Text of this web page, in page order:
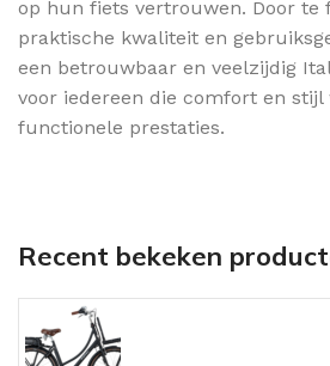
op hun fiets vertrouwen. Door te
praktische kwaliteit en
een betrouwbaar en veelzijdig
voor iedereen die comfort en
functionele prestaties.
Recent bekeken